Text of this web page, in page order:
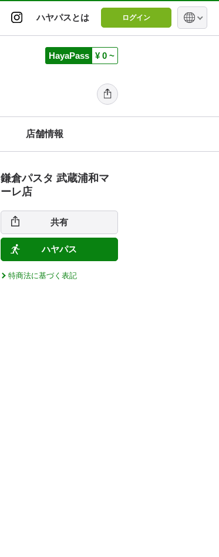
ハヤパスとは ログイン
HayaPass ¥ 0 ~
店舗情報
鎌倉パスタ 武蔵浦和マ
ーレ店
共有
ハヤパス
特商法に基づく表記